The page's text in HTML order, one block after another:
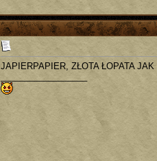
JAPIERPAPIER, ZŁOTA ŁOPATA JAK
__________________